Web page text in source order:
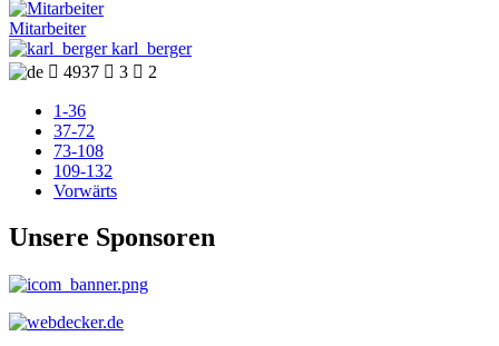
Mitarbeiter
karl_berger
 4937  3  2
1-36
37-72
73-108
109-132
Vorwärts
Unsere Sponsoren